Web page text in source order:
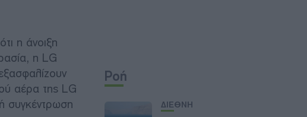
η άνοιξη
η LG
αέρα της LG
συγκέντρωση
Ροή
ΔΙΕΘΝΗ